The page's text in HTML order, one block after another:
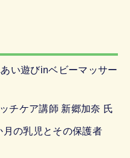
い遊びinベビーマッサー
チケア講師 新郷加奈 氏
の乳児とその保護者